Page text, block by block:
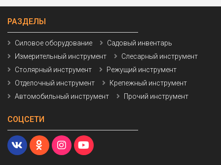
РАЗДЕЛЫ
Силовое оборудование
Садовый инвентарь
Измерительный инструмент
Слесарный инструмент
Столярный инструмент
Режущий инструмент
Отделочный инструмент
Крепежный инструмент
Автомобильный инструмент
Прочий инструмент
СОЦСЕТИ